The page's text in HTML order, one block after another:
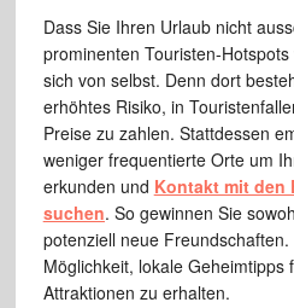
Dass Sie Ihren Urlaub nicht
prominenten Touristen-
sich von selbst. Denn dort
erhöhtes Risiko, in
Preise zu zahlen. Stattdessen
weniger frequentierte Orte um
erkunden und Kontakt mit den
suchen. So gewinnen Sie
potenziell neue
Möglichkeit, lokale Geheimtipps
Attraktionen zu erhalten.